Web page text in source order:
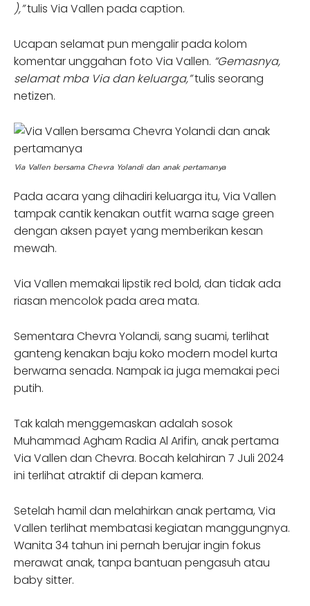
),”tulis Via Vallen pada caption.
Ucapan selamat pun mengalir pada kolom
komentar unggahan foto Via Vallen. “Gemasnya,
selamat mba Via dan keluarga,”tulis seorang
netizen.
Via Vallen bersama Chevra Yolandi dan anak pertamanya
Pada acara yang dihadiri keluarga itu, Via Vallen
tampak cantik kenakan outfit warna sage green
dengan aksen payet yang memberikan kesan
mewah.
Via Vallen memakai lipstik red bold, dan tidak ada
riasan mencolok pada area mata.
Sementara Chevra Yolandi, sang suami, terlihat
ganteng kenakan baju koko modern model kurta
berwarna senada. Nampak ia juga memakai peci
putih.
Tak kalah menggemaskan adalah sosok
Muhammad Agham Radia Al Arifin, anak pertama
Via Vallen dan Chevra. Bocah kelahiran 7 Juli 2024
ini terlihat atraktif di depan kamera.
Setelah hamil dan melahirkan anak pertama, Via
Vallen terlihat membatasi kegiatan manggungnya.
Wanita 34 tahun ini pernah berujar ingin fokus
merawat anak, tanpa bantuan pengasuh atau
baby sitter.